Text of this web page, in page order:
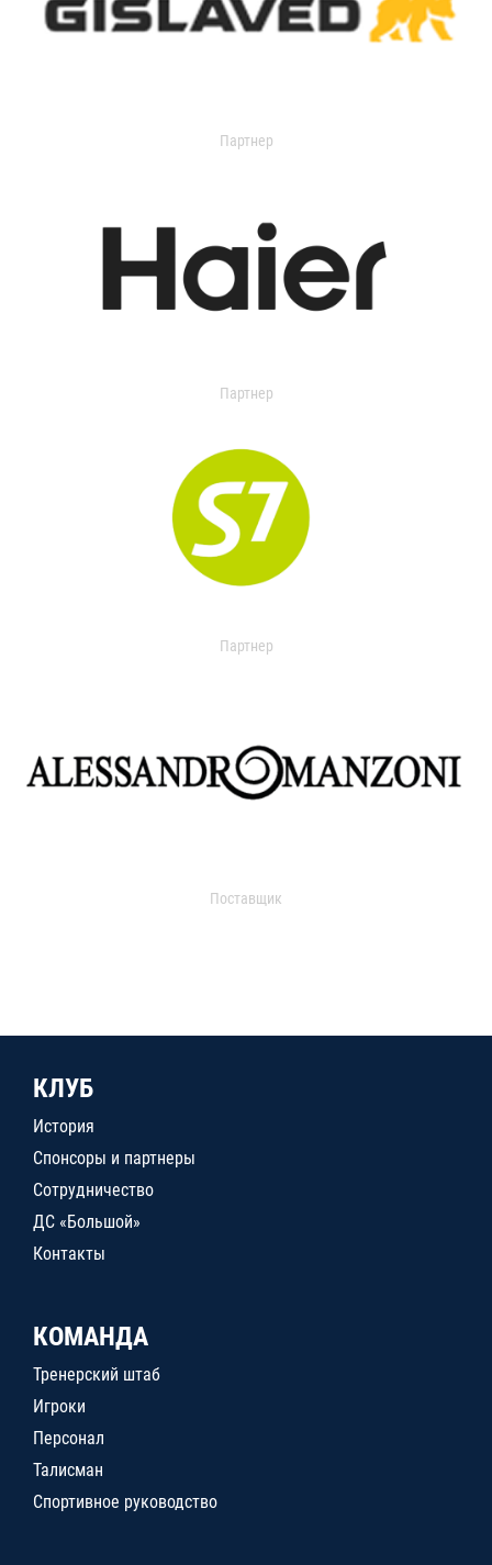
Партнер
Партнер
Партнер
Поставщик
КЛУБ
История
Спонсоры и партнеры
Сотрудничество
ДС «Большой»
Контакты
КОМАНДА
Тренерский штаб
Игроки
Персонал
Талисман
Спортивное руководство